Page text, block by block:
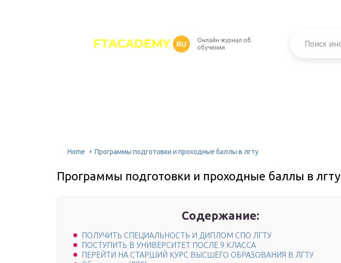
FTACADEMY RU
Онлайн-журнал об
обучении
Home Программы подготовки и проходные баллы в лгту
Программы подготовки и проходные баллы в лгту
Содержание:
ПОЛУЧИТЬ СПЕЦИАЛЬНОСТЬ И ДИПЛОМ СПО ЛГТУ
ПОСТУПИТЬ В УНИВЕРСИТЕТ ПОСЛЕ 9 КЛАССА
ПЕРЕЙТИ НА СТАРШИЙ КУРС ВЫСШЕГО ОБРАЗОВАНИЯ В ЛГТУ